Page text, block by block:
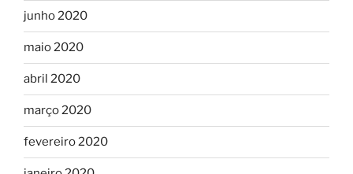
junho 2020
maio 2020
abril 2020
março 2020
fevereiro 2020